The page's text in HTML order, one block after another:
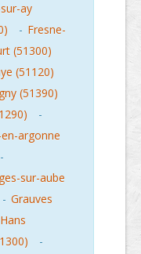
ay
- Fresne-
(51300)
(51120)
(51390)
-
argonne
-
sur-aube
- Grauves
Hans
-